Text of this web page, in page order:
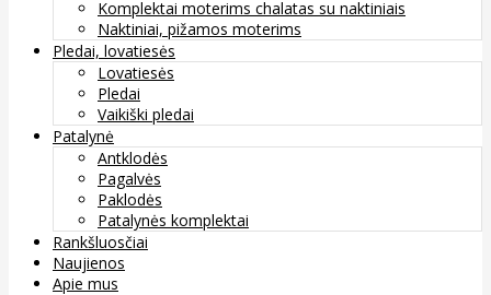
Komplektai moterims chalatas su naktiniais
Naktiniai, pižamos moterims
Pledai, lovatiesės
Lovatiesės
Pledai
Vaikiški pledai
Patalynė
Antklodės
Pagalvės
Paklodės
Patalynės komplektai
Rankšluosčiai
Naujienos
Apie mus